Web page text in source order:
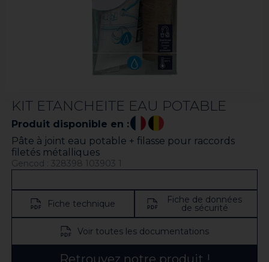
KIT ETANCHEITE EAU POTABLE
Produit disponible en :
Pâte à joint eau potable + filasse pour raccords
filetés métalliques
Gencod : 328398 103903 1
Fiche technique Fiche de données
de sécurité
Voir toutes les documentations
Retrouvez notre produit !